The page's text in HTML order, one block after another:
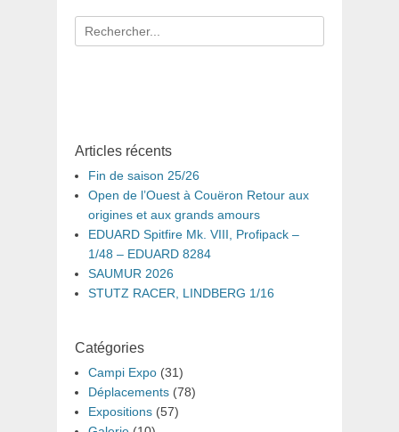
Recherche
pour
Articles récents
Fin de saison 25/26
Open de l’Ouest à Couëron Retour aux
origines et aux grands amours
EDUARD Spitfire Mk. VIII, Profipack –
1/48 – EDUARD 8284
SAUMUR 2026
STUTZ RACER, LINDBERG 1/16
Catégories
Campi Expo (31)
Déplacements (78)
Expositions (57)